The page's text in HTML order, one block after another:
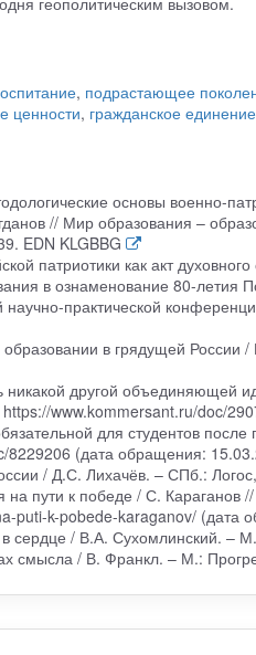
, подрастающее
ценности, гражданское единение
основы военно-
// Мир образования –
EDN KLGBBG
патриотики как акт
в ознаменование 80-летия
научно-практической
в грядущей
другой объединяющей
www.kommersant.ru/doc/
для студентов
8229206 (дата обращения:
/ Д.С. Лихачёв. – СПб.:
пути к победе / С. Караганов
puti-k-pobede-karaganov/ (дата
сердце / В.А. Сухомлинский. –
смысла / В. Франкл. – М.: